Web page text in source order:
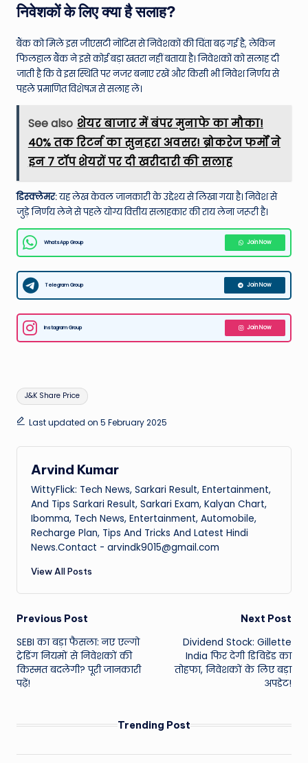
निवेशकों के लिए क्या है सलाह?
बैंक को मिले इस जीएसटी नोटिस से निवेशकों की चिंता बढ़ गई है, लेकिन
फिलहाल बैंक ने इसे कोई बड़ा खतरा नहीं बताया है। निवेशकों को सलाह दी
जाती है कि वे इस स्थिति पर नजर बनाए रखें और किसी भी निवेश निर्णय से
पहले प्रमाणित विशेषज्ञ से सलाह लें।
See also शेयर बाजार में बंपर मुनाफे का मौका!
40% तक रिटर्न का सुनहरा अवसर! ब्रोकरेज फर्मों ने
इन 7 टॉप शेयरों पर दी खरीदारी की सलाह
डिस्क्लेमर:यह लेख केवल जानकारी के उद्देश्य से लिखा गया है। निवेश से
जुड़े निर्णय लेने से पहले योग्य वित्तीय सलाहकार की राय लेना जरूरी है।
WhatsApp Group Join Now
Telegram Group Join Now
Instagram Group Join Now
Tags:
J&K Share Price
Last updated on 5 February 2025
Arvind Kumar
WittyFlick: Tech News, Sarkari Result, Entertainment,
And Tips Sarkari Result, Sarkari Exam, Kalyan Chart,
Ibomma, Tech News, Entertainment, Automobile,
Recharge Plan, Tips And Tricks And Latest Hindi
News.Contact - arvindk9015@gmail.com
View All Posts
Post
navigation
Previous Post
SEBI का बड़ा फैसला: नए एल्गो
ट्रेडिंग नियमों से निवेशकों की
किस्मत बदलेगी? पूरी जानकारी
पढ़ें!
Next Post
Dividend Stock: Gillette
India फिर देगी डिविडेंड का
तोहफा, निवेशकों के लिए बड़ा
अपडेट!
Trending Post